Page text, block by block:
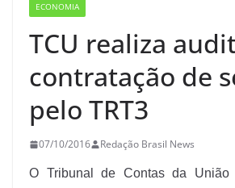
ECONOMIA
TCU realiza
contratação de
pelo TRT3
07/10/2016 Redação Brasil News
O Tribunal de Contas da União